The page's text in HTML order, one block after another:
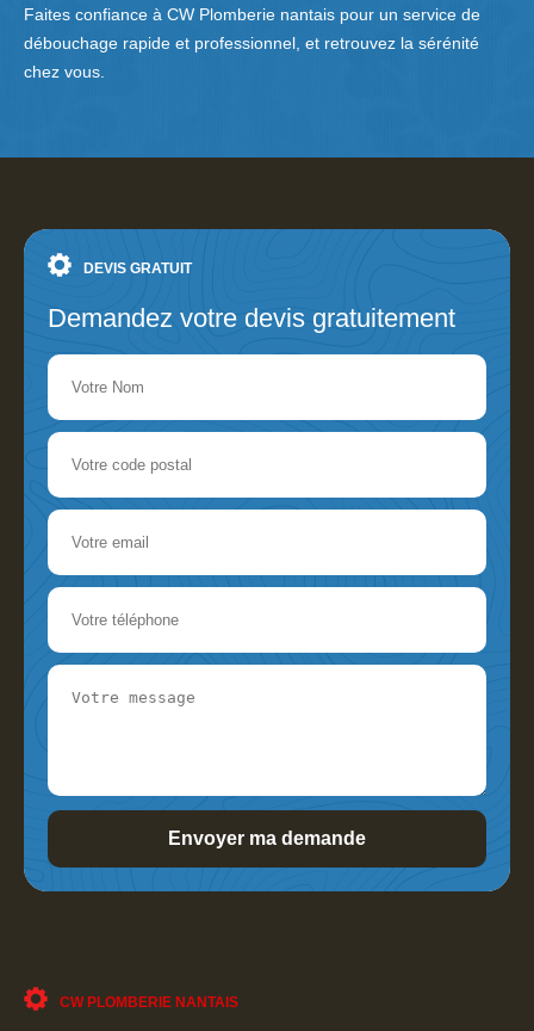
Faites confiance à CW Plomberie nantais pour un service de
débouchage rapide et professionnel, et retrouvez la sérénité
chez vous.
DEVIS GRATUIT
Demandez votre devis gratuitement
CW PLOMBERIE NANTAIS